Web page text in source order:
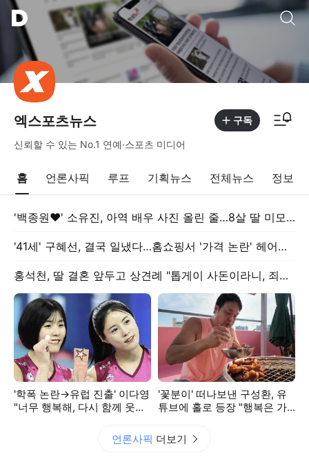
엑스포츠뉴스 구독
신뢰할 수 있는 No.1 연예·스포츠 미디어
홈 언론사픽 루프 기획뉴스 전체뉴스 정보
'백종원♥' 소유진, 아역 배우 사진 올린 줄…8살 딸 미모 대박, 연예인 시켜도 되겠어 [★해시태그]
'41세' 구혜선, 결국 일냈다…홈쇼핑서 '가격 논란' 헤어롤 대박, 무려 '3만 장' 돌파 [엑's 이슈]
홍석천, 딸 결혼 앞두고 상견례 "톱게이 사돈이라니, 죄송했다" (피식쇼)
'학폭 논란→유럽 진출' 이다영
"너무 행복해, 다시 함께 웃고
이잔 이적 소감 SNS 전해→언
니 이재영과 재회 주목
'꽃분이' 떠나보낸 구성환, 유
튜브에 홀로 등장 "행복은 가
언론사픽 더보기